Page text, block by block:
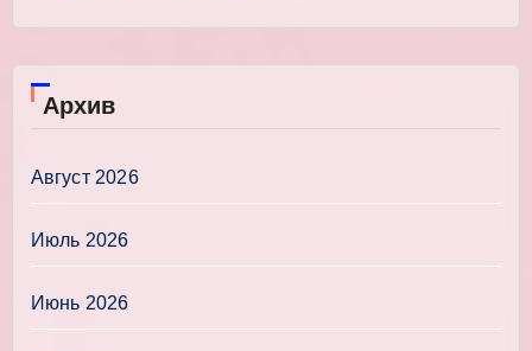
Архив
Август 2026
Июль 2026
Июнь 2026